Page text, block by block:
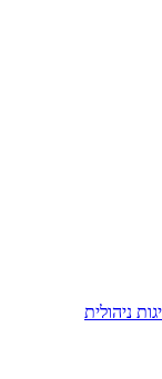
ניהולית